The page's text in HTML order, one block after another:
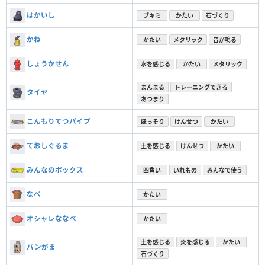
はかいし ブキミ かたい 石づくり
かね かたい メタリック 音が鳴る
しょうかせん 水を感じる かたい メタリック
タイヤ
まんまる
トレーニングできる
あつまり
こんもりてつパイプ ほっそり けんせつ かたい
ておしぐるま 土を感じる けんせつ かたい
みんなのボックス 四角い いれもの みんなで使う
なべ かたい
オシャレななべ かたい
パンがま
土を感じる 炎を感じる
かたい
石づくり